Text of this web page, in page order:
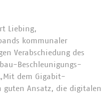
Liebing,
kommunaler
Verabschiedung des
Beschleunigungs-
dem Gigabit-
guten Ansatz, die digitalen